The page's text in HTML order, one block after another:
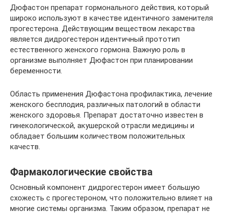
Дюфастон препарат гормонального действия, который
широко используют в качестве идентичного заменителя
прогестерона. Действующим веществом лекарства
является дидрогестерон идентичный прототип
естественного женского гормона. Важную роль в
организме выполняет Дюфастон при планировании
беременности.
Область применения Дюфастона профилактика, лечение
женского бесплодия, различных патологий в области
женского здоровья. Препарат достаточно известен в
гинекологической, акушерской отрасли медицины и
обладает большим количеством положительных
качеств.
Фармакологические свойства
Основный компонент дидрогестерон имеет большую
схожесть с прогестероном, что положительно влияет на
многие системы организма. Таким образом, препарат не